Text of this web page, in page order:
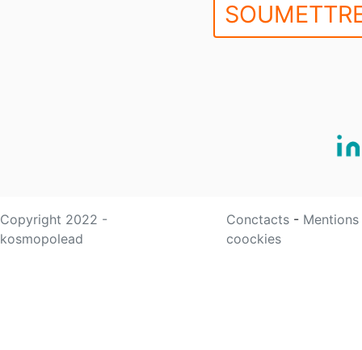
Copyright 2022 -
kosmopolead
Conctacts -
coockies